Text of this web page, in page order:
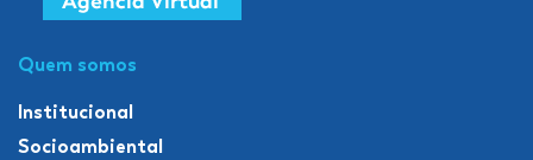
Quem somos
Institucional
Socioambiental